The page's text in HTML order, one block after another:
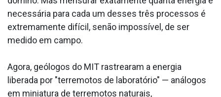
necessária para cada um desses três processos é
extremamente difícil, senão impossível, de ser
medido em campo.
Agora, geólogos do MIT rastrearam a energia
liberada por "terremotos de laboratório" — análogos
em miniatura de terremotos naturais,